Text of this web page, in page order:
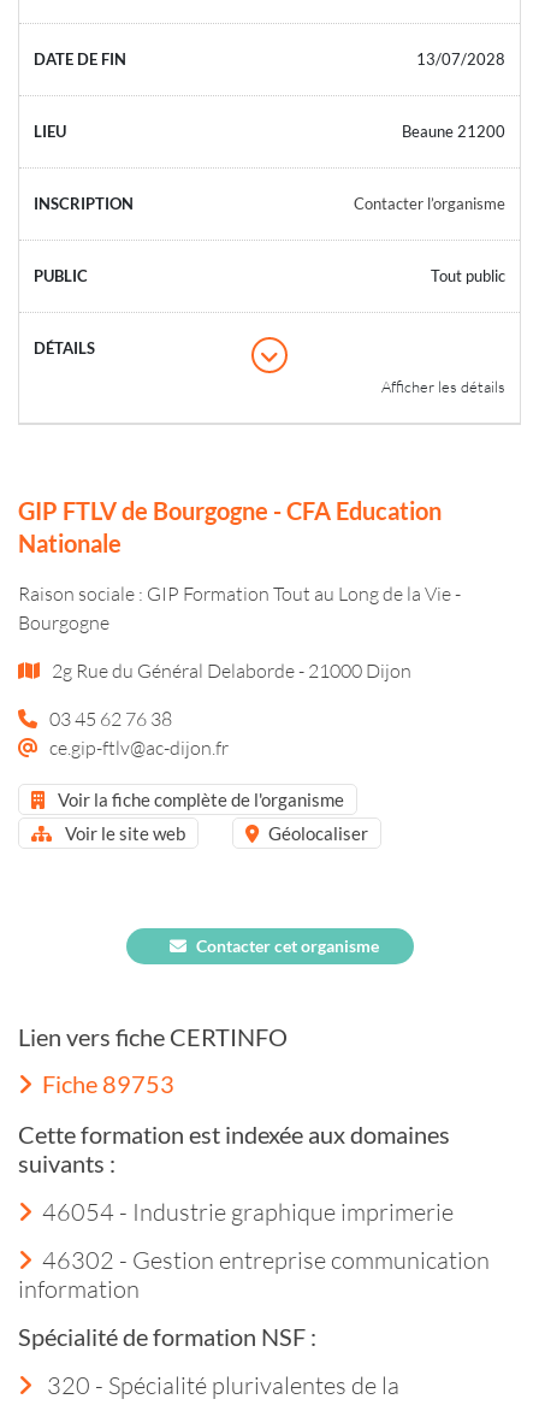
13/07/2028
Beaune 21200
Contacter l’organisme
Tout public
Afficher les détails
GIP FTLV de Bourgogne - CFA Education
Nationale
Raison sociale : GIP Formation Tout au Long de la Vie -
Bourgogne
2g Rue du Général Delaborde - 21000 Dijon
03 45 62 76 38
ce.gip-ftlv@ac-dijon.fr
Voir la fiche complète de l'organisme
Voir le site web
Géolocaliser
Contacter cet organisme
Lien vers fiche CERTINFO
Fiche 89753
Cette formation est indexée aux domaines
suivants :
46054 - Industrie graphique imprimerie
46302 - Gestion entreprise communication
information
Spécialité de formation NSF :
320 - Spécialité plurivalentes de la